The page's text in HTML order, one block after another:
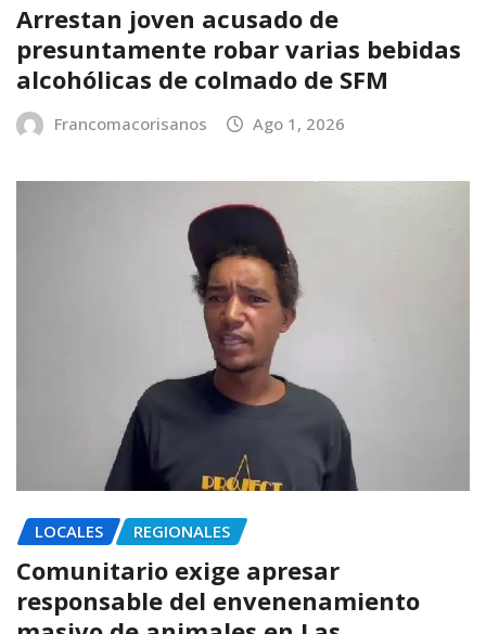
Arrestan joven acusado de
presuntamente robar varias bebidas
alcohólicas de colmado de SFM
Francomacorisanos Ago 1, 2026
LOCALES REGIONALES
Comunitario exige apresar
responsable del envenenamiento